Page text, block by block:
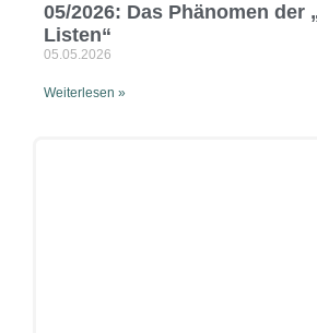
05/2026: Das Phänomen der
Listen“
05.05.2026
Weiterlesen »